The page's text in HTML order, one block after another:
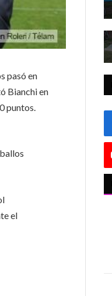
pasó en
Bianchi en
puntos.
el